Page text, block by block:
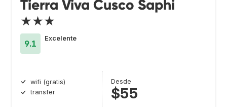
Tierra Viva Cusco Saphi
★★★
9.1
Excelente
wifi (gratis)
transfer
Desde
$55